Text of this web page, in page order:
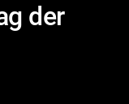
der